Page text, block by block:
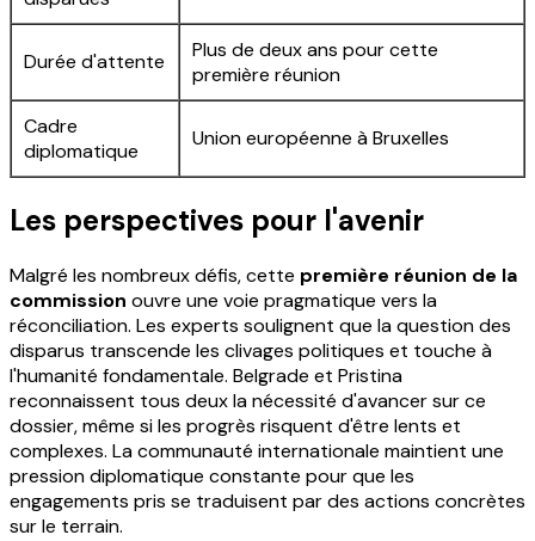
Durée d'attente
Plus de deux ans pour cette
première réunion
Cadre
diplomatique
Union européenne à Bruxelles
Les perspectives pour l'avenir
Malgré les nombreux défis, cette première réunion de la
commission ouvre une voie pragmatique vers la
réconciliation. Les experts soulignent que la question des
disparus transcende les clivages politiques et touche à
l'humanité fondamentale. Belgrade et Pristina
reconnaissent tous deux la nécessité d'avancer sur ce
dossier, même si les progrès risquent d'être lents et
complexes. La communauté internationale maintient une
pression diplomatique constante pour que les
engagements pris se traduisent par des actions concrètes
sur le terrain.